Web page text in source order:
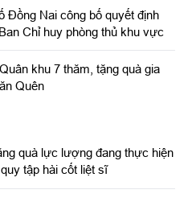
Đồng Nai công bố quyết định
Chỉ huy phòng thủ khu vực
khu 7 thăm, tặng quà gia
Quên
quà lực lượng đang thực hiện
tập hài cốt liệt sĩ